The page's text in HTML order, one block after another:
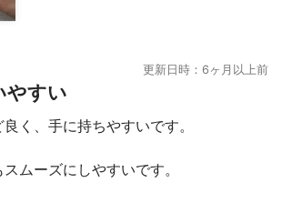
更新日時：6ヶ月以上前
やすい
く、手に持ちやすいです。
ムーズにしやすいです。